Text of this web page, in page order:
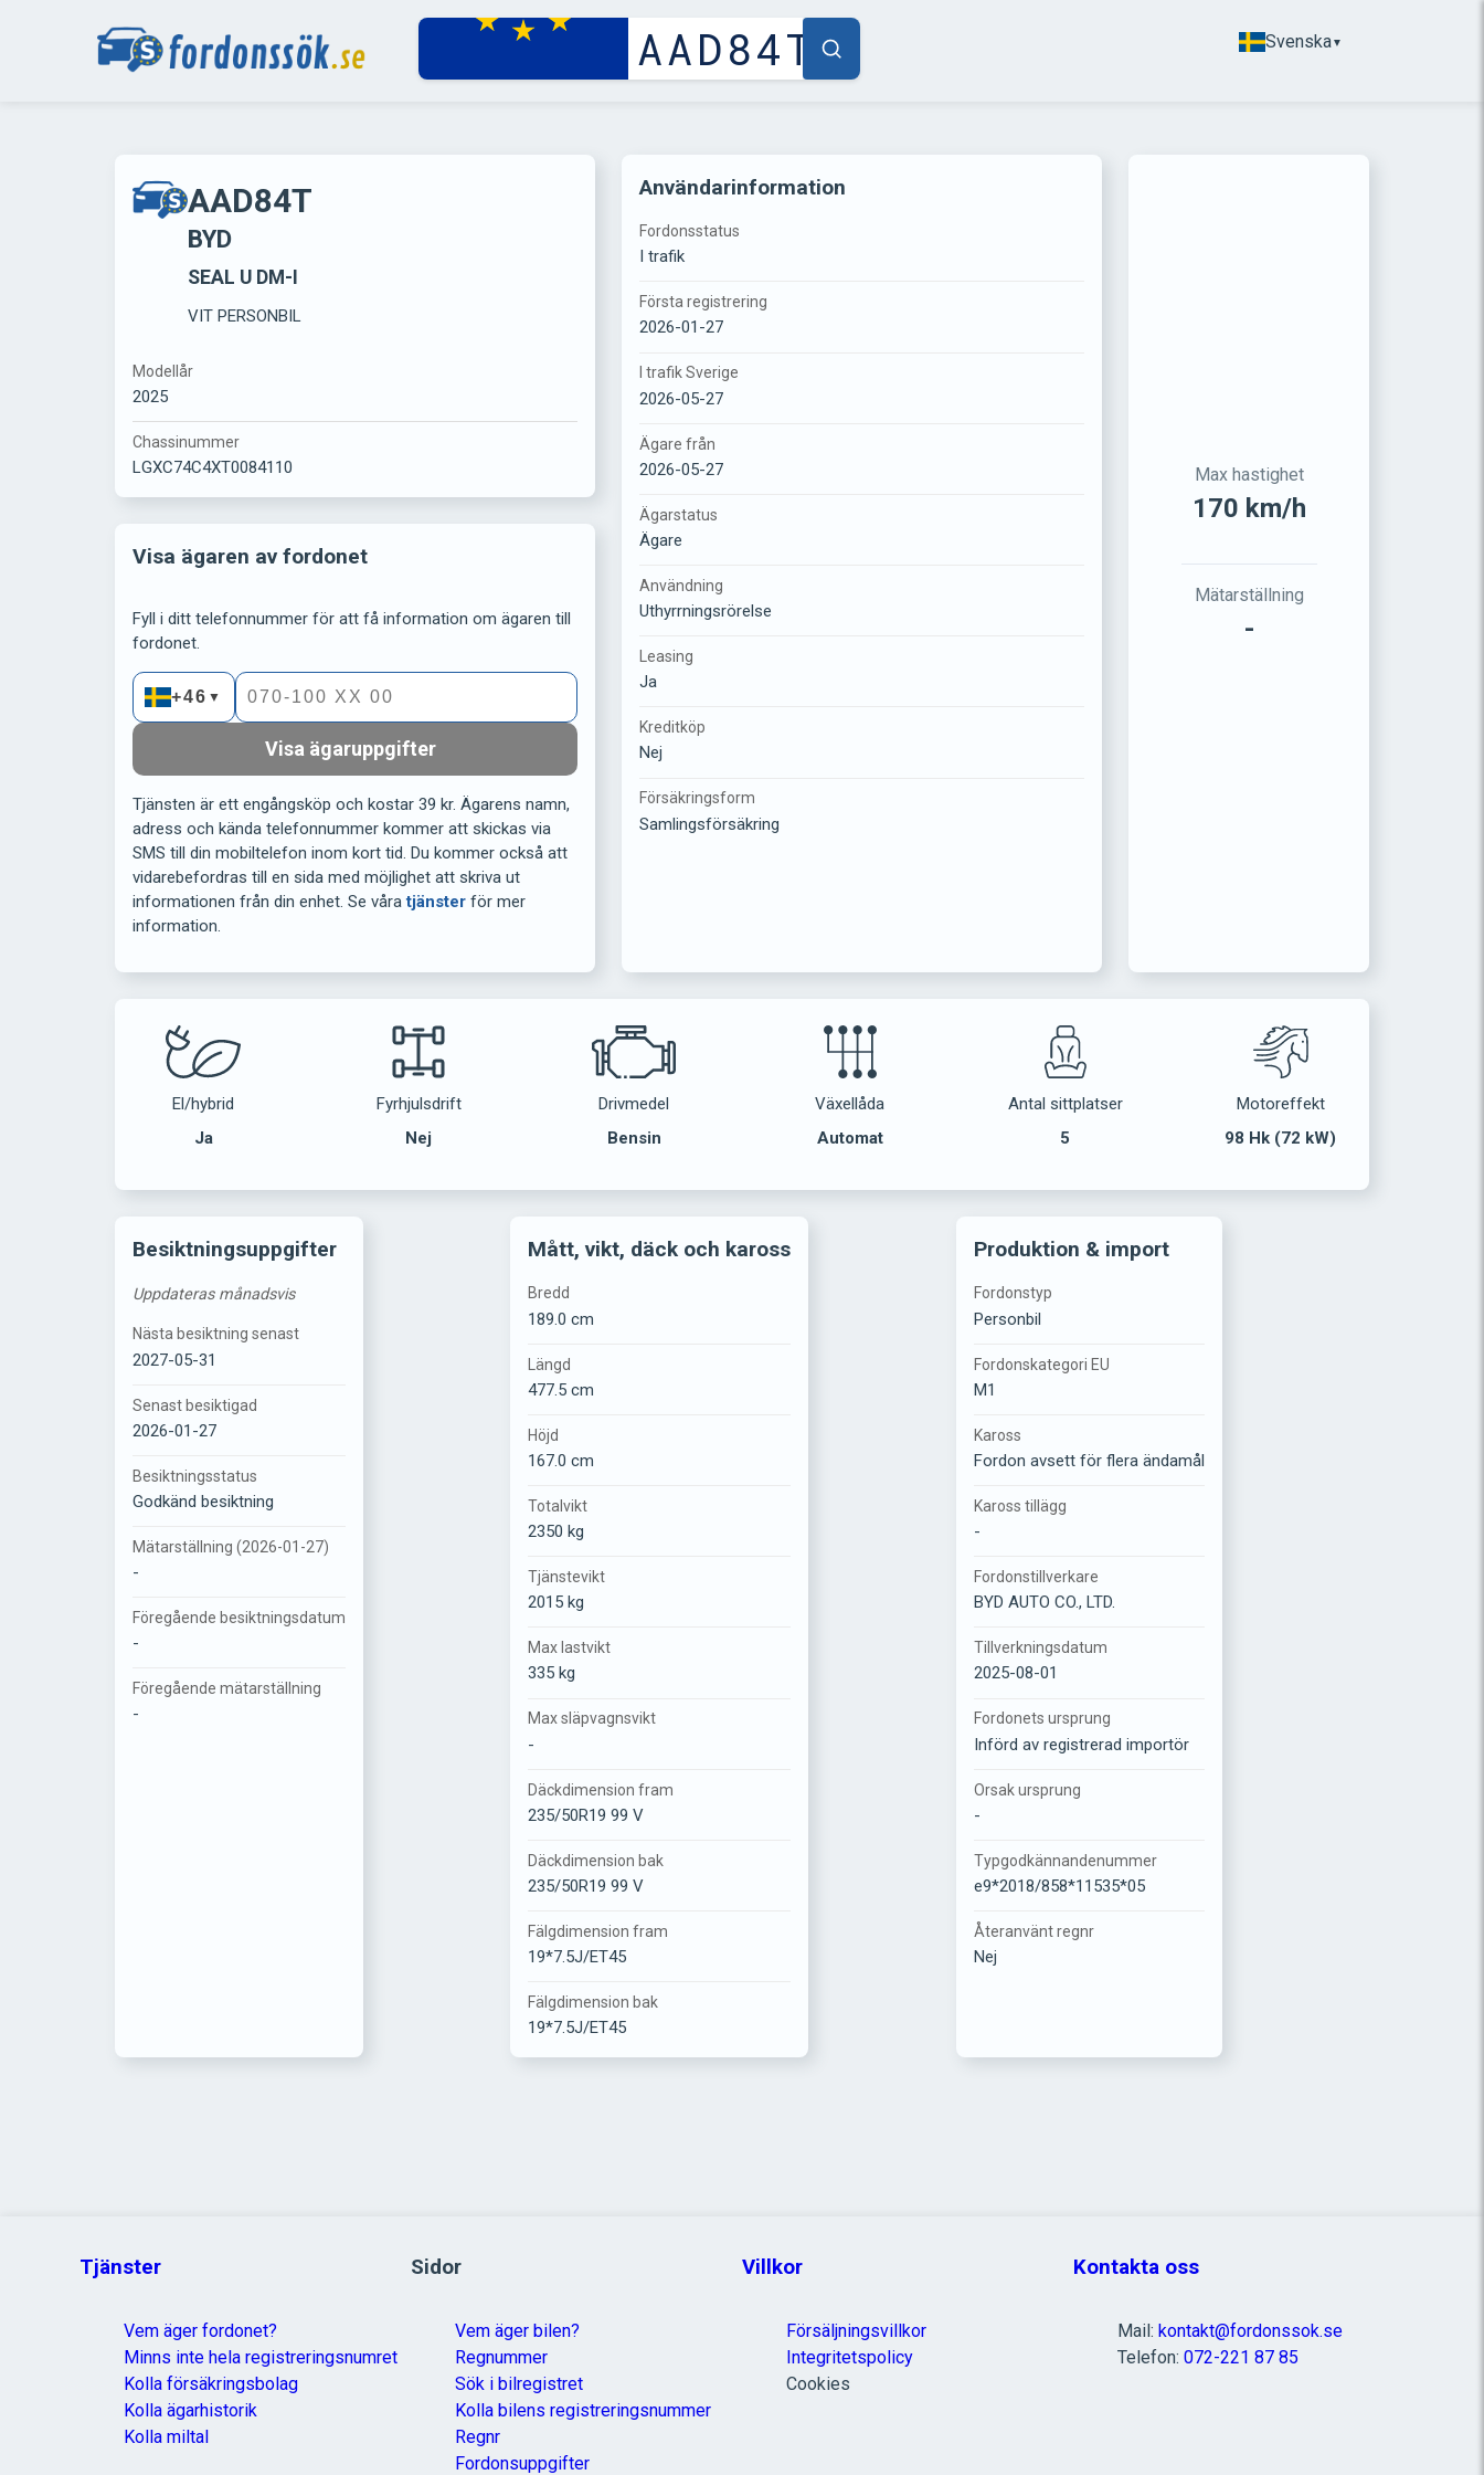
Svenska▼
AAD84T
BYD
SEAL U DM-I
VIT PERSONBIL
Modellår
2025
Chassinummer
LGXC74C4XT0084110
Visa ägaren av fordonet
Fyll i ditt telefonnummer för att få information om ägaren till
fordonet.
+46 ▼
Visa ägaruppgifter
Tjänsten är ett engångsköp och kostar 39 kr. Ägarens namn,
adress och kända telefonnummer kommer att skickas via
SMS till din mobiltelefon inom kort tid. Du kommer också att
vidarebefordras till en sida med möjlighet att skriva ut
informationen från din enhet. Se våratjänster för mer
information.
Användarinformation
Fordonsstatus
I trafik
Första registrering
2026-01-27
I trafik Sverige
2026-05-27
Ägare från
2026-05-27
Ägarstatus
Ägare
Användning
Uthyrrningsrörelse
Leasing
Ja
Kreditköp
Nej
Försäkringsform
Samlingsförsäkring
Max hastighet
170 km/h
Mätarställning
-
El/hybrid
Ja
Fyrhjulsdrift
Nej
Drivmedel
Bensin
Växellåda
Automat
Antal sittplatser
5
Motoreffekt
98 Hk (72 kW)
Besiktningsuppgifter
Uppdateras månadsvis
Nästa besiktning senast
2027-05-31
Senast besiktigad
2026-01-27
Besiktningsstatus
Godkänd besiktning
Mätarställning (2026-01-27)
-
Föregående besiktningsdatum
-
Föregående mätarställning
-
Mått, vikt, däck och kaross
Bredd
189.0 cm
Längd
477.5 cm
Höjd
167.0 cm
Totalvikt
2350 kg
Tjänstevikt
2015 kg
Max lastvikt
335 kg
Max släpvagnsvikt
-
Däckdimension fram
235/50R19 99 V
Däckdimension bak
235/50R19 99 V
Fälgdimension fram
19*7.5J/ET45
Fälgdimension bak
19*7.5J/ET45
Produktion & import
Fordonstyp
Personbil
Fordonskategori EU
M1
Kaross
Fordon avsett för flera ändamål
Kaross tillägg
-
Fordonstillverkare
BYD AUTO CO., LTD.
Tillverkningsdatum
2025-08-01
Fordonets ursprung
Införd av registrerad importör
Orsak ursprung
-
Typgodkännandenummer
e9*2018/858*11535*05
Återanvänt regnr
Nej
Tjänster
Vem äger fordonet?
Minns inte hela registreringsnumret
Kolla försäkringsbolag
Kolla ägarhistorik
Kolla miltal
Sidor
Vem äger bilen?
Regnummer
Sök i bilregistret
Kolla bilens registreringsnummer
Regnr
Fordonsuppgifter
Villkor
Försäljningsvillkor
Integritetspolicy
Cookies
Kontakta oss
Mail: kontakt@fordonssok.se
Telefon: 072-221 87 85